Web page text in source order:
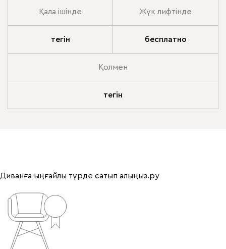
Қала ішінде Жүк лифтінде
тегін бесплатно
Қолмен
тегін
Диванға ыңғайлы түрде сатып алыңыз.ру